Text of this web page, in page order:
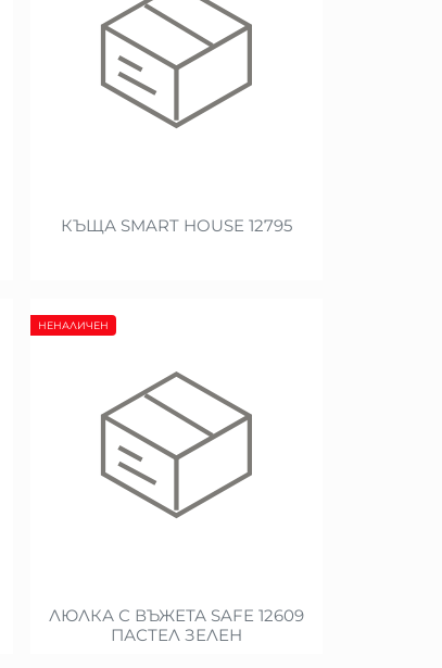
КЪЩА SMART HOUSE 12795
ЛЮЛКА С ВЪЖЕТА SAFE 12609
ПАСТЕЛ ЗЕЛЕН
НЕНАЛИЧЕН